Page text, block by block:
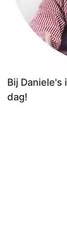
Bij Daniele's
dag!